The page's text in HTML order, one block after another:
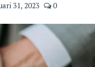
31, 2023 0